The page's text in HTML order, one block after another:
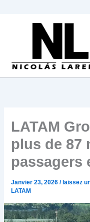
LATAM
plus de 87
passagers
Janvier 23, 2026/ laissez
LATAM